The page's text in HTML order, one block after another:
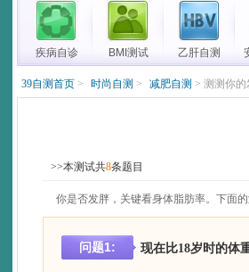
疾病自诊 BMI测试 乙肝自测
39自测首页 > 时尚自测 > 减肥自测 > 测测你
>>本测试共8条题目
你是否发胖，关键看身体脂肪率。下面
问题1: 现在比18岁时的体